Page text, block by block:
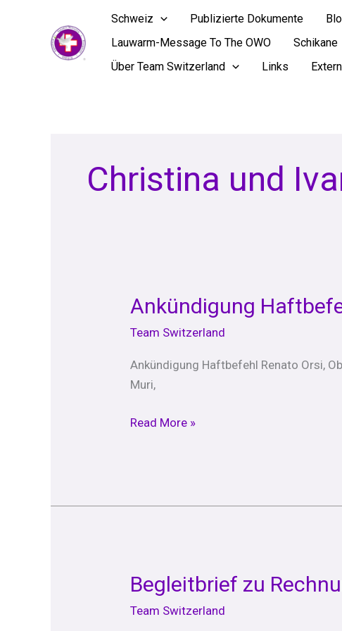
Schweiz Publizierte Dokumente
Lauwarm-Message To The OWO
Schikane
Über Team Switzerland
Links
Christina und
Ankündigung
Team Switzerland
Ankündigung Haftbefehl Renato Orsi,
Muri,
Ankündigung
Dominik
Bühler
und
Orsi
Read More »
Begleitbrief zu
Team Switzerland
Begleitbrief
Rechnung